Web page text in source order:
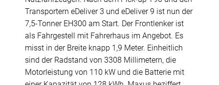
Transportern eDeliver 3 und eDeliver 9 ist nun der
7,5-Tonner EH300 am Start. Der Frontlenker ist
als Fahrgestell mit Fahrerhaus im Angebot. Es
misst in der Breite knapp 1,9 Meter. Einheitlich
sind der Radstand von 3308 Millimetern, die
Motorleistung von 110 kW und die Batterie mit